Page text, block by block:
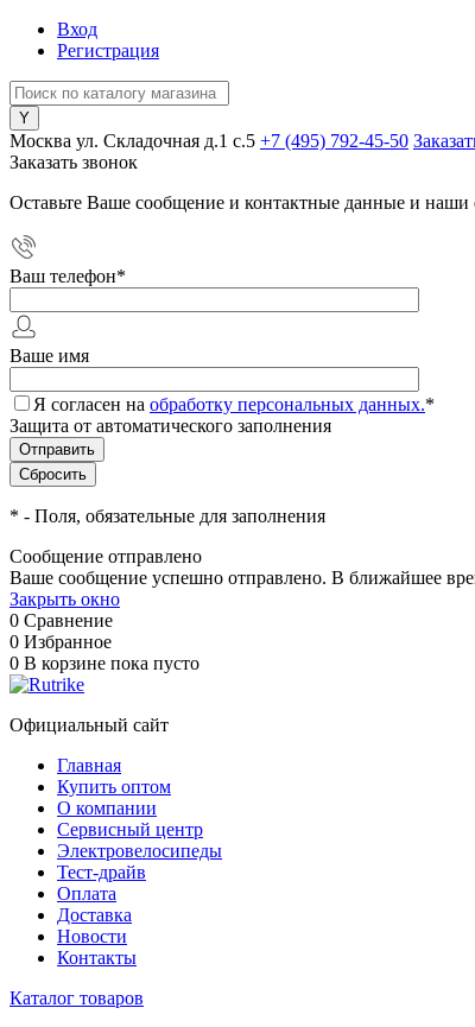
Вход
Регистрация
Москва ул. Складочная д.1 c.5 +7 (495) 792-45-50
Заказать звонок
Оставьте Ваше сообщение и контактные данные и
Ваш телефон*
Ваше имя
Я согласен на обработку персональных данных.*
Защита от автоматического заполнения
* - Поля, обязательные для заполнения
Сообщение отправлено
Ваше сообщение успешно отправлено. В ближайшее
Закрыть окно
0 Сравнение
0 Избранное
0 В корзине пока пусто
Официальный сайт
Главная
Купить оптом
О компании
Сервисный центр
Электровелосипеды
Тест-драйв
Оплата
Доставка
Новости
Контакты
Каталог товаров